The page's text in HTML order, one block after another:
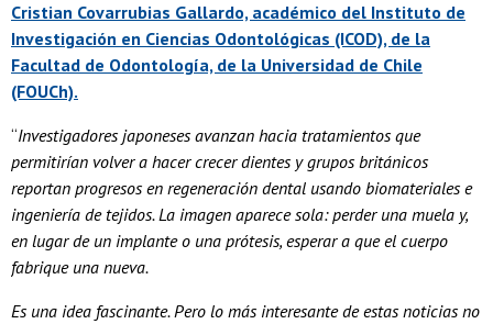
Cristian Covarrubias Gallardo, académico del Instituto de
Investigación en Ciencias Odontológicas (ICOD), de la
Facultad de Odontología, de la Universidad de Chile
(FOUCh).
“Investigadores japoneses avanzan hacia tratamientos que
permitirían volver a hacer crecer dientes y grupos británicos
reportan progresos en regeneración dental usando biomateriales e
ingeniería de tejidos. La imagen aparece sola: perder una muela y,
en lugar de un implante o una prótesis, esperar a que el cuerpo
fabrique una nueva.
Es una idea fascinante. Pero lo más interesante de estas noticias no